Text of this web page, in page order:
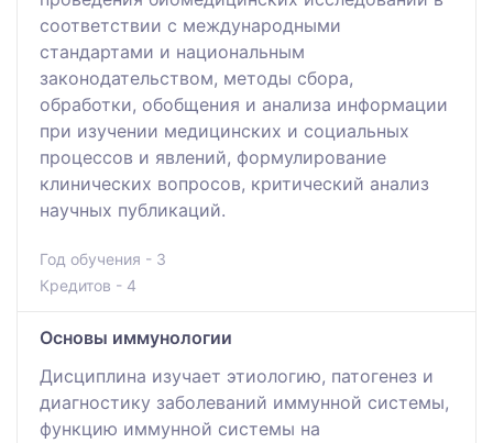
соответствии с международными
стандартами и национальным
законодательством, методы сбора,
обработки, обобщения и анализа информации
при изучении медицинских и социальных
процессов и явлений, формулирование
клинических вопросов, критический анализ
научных публикаций.
Год обучения - 3
Кредитов - 4
Основы иммунологии
Дисциплина изучает этиологию, патогенез и
диагностику заболеваний иммунной системы,
функцию иммунной системы на